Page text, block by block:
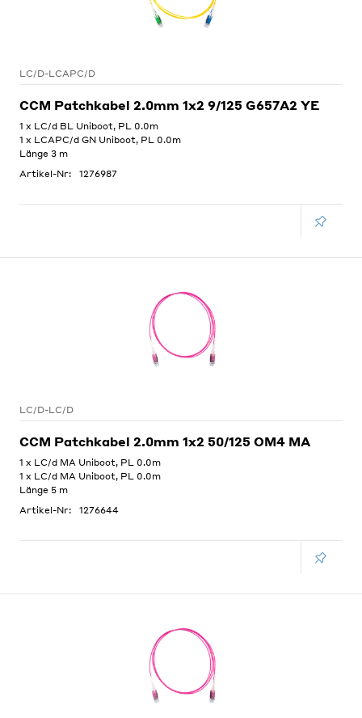
LC/D-LCAPC/D
CCM Patchkabel 2.0mm 1x2 9/125 G657A2 YE
1 x LC/d BL Uniboot, PL 0.0m
1 x LCAPC/d GN Uniboot, PL 0.0m
Länge 3 m
Artikel-Nr:
1276987
LC/D-LC/D
CCM Patchkabel 2.0mm 1x2 50/125 OM4 MA
1 x LC/d MA Uniboot, PL 0.0m
1 x LC/d MA Uniboot, PL 0.0m
Länge 5 m
Artikel-Nr:
1276644